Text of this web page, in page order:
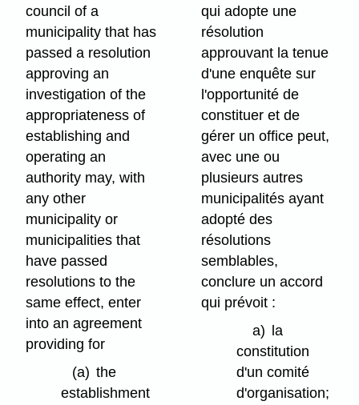
council of a
municipality that has
passed a resolution
approving an
investigation of the
appropriateness of
establishing and
operating an
authority may, with
any other
municipality or
municipalities that
have passed
resolutions to the
same effect, enter
into an agreement
providing for
(a) the
establishment
qui adopte une
résolution
approuvant la tenue
d'une enquête sur
l'opportunité de
constituer et de
gérer un office peut,
avec une ou
plusieurs autres
municipalités ayant
adopté des
résolutions
semblables,
conclure un accord
qui prévoit :
a)
la
constitution
d'un comité
d'organisation;